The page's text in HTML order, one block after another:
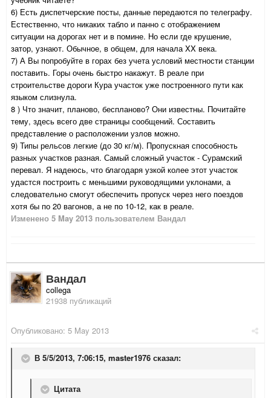
6) Есть диспетчерские посты, данные передаются по телеграфу.
Естественно, что никаких табло и панно с отображением
ситуации на дорогах нет и в помине. Но если где крушение,
затор, узнают. Обычное, в общем, для начала XX века.
7) А Вы попробуйте в горах без учета условий местности станции
поставить. Горы очень быстро накажут. В реале при
строительстве дороги Кура участок уже построенного пути как
языком слизнула.
8 ) Что значит, планово, беспланово? Они известны. Почитайте
тему, здесь всего две страницы сообщений. Составить
представление о расположении узлов можно.
9) Типы рельсов легкие (до 30 кг/м). Пропускная способность
разных участков разная. Самый сложный участок - Сурамский
перевал. Я надеюсь, что благодаря узкой колее этот участок
удастся построить с меньшими руководящими уклонами, а
следовательно смогут обеспечить пропуск через него поездов
хотя бы по 20 вагонов, а не по 10-12, как в реале.
Изменено 5 May 2013 пользователем Вандал
Вандал
collega
21938 публикаций
Опубликовано: 5 May 2013
В 5/5/2013, 7:06:15, master1976 сказал:
Цитата